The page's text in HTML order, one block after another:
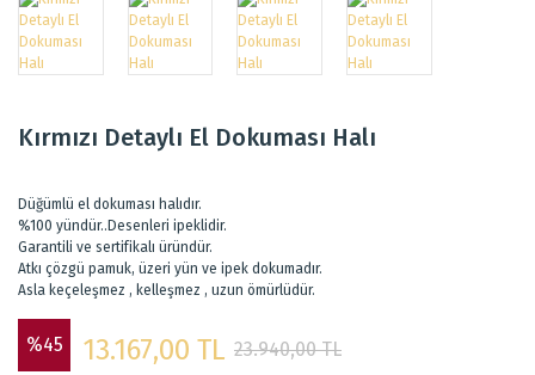
Kırmızı Detaylı El Dokuması Halı
Düğümlü el dokuması halıdır.
%100 yündür..Desenleri ipeklidir.
Garantili ve sertifikalı üründür.
Atkı çözgü pamuk, üzeri yün ve ipek dokumadır.
Asla keçeleşmez , kelleşmez , uzun ömürlüdür.
%45 13.167,00 TL 23.940,00 TL